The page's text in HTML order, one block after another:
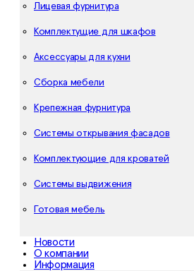
Лицевая фурнитура
Комплектущие для шкафов
Аксессуары для кухни
Сборка мебели
Крепежная фурнитура
Системы открывания фасадов
Комплектующие для кроватей
Системы выдвижения
Готовая мебель
Новости
О компании
Информация